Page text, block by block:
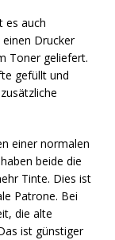
es auch
Drucker
Toner geliefert.
gefüllt und
einer normalen
beide die
Tinte. Dies ist
Patrone. Bei
die alte
ist günstiger